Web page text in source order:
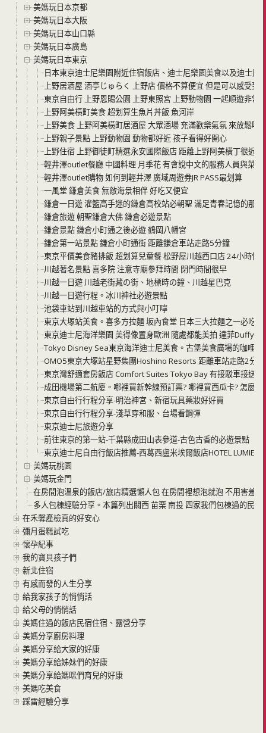
美媽玩日本京都
美媽玩日本大阪
美媽玩日本山口縣
美媽玩日本廣島
美媽玩日本東京
日本東京迪士尼樂園附近住宿飯店、迪士尼樂園美食以及迪士尼
上野居酒屋 酒亭じゅらく 上野店 價格不算便宜 但是可以感受到
東京自由行 上野恩賜公園 上野東照宮 上野動物園 一起順遊非常
上野阿美橫町美食 超划算生魚片丼飯 魚河岸
上野美食 上野阿美橫町居酒屋 大眾酒場 充滿歡樂氣氛 來放鬆喝
上野親子景點 上野動物園 動物都好近 孩子看得好開心
上野住宿 上野御徒町精選永安國際飯店 距離上野阿美橫丁很近
輕井澤outlet餐廳 中國料理 月季花 有會說中文的服務人員與菜單
輕井澤outlet購物 如何到輕井澤 廣域周遊券JR PASS最划算
一風堂 鎌倉美食 無敵海景相伴 好吃又便宜
鎌倉一日遊 灌籃高手迷的鎌倉高校站必朝聖 滿足青春記憶的那條
鎌倉旅遊 朝聖鎌倉大佛 鎌倉必遊景點
鎌倉景點 鎌倉小町通之後必遊 鶴岡八幡宮
鎌倉第一站景點 鎌倉小町通街 距離鎌倉車站走路5分鐘
東京平價美食豬排飯 超划算兒童餐 松野屋川越西口店 24小時供
川越著名景點 喜多院 注意寺廟參拜時間 閉門時間很早
川越一日遊 川越老街藏の街、地標時の鐘、川越星巴克
川越一日遊行程。冰川神社必遊景點
池袋車站到川越車站的方式與小叮嚀
東京大塚站美食。喜多方拉麵 坂內食堂 日本三大拉麵之一必吃美
東京迪士尼海洋樂園 美得像置身歐洲 隨處都能美拍 達菲Duffy必
Tokyo Disney Sea東京海洋迪士尼美食。古堡美食廣場的咖哩
OMO5東京大塚站星野集團Hoshino Resorts 距離車站走路2分
東京灣舒適套房飯店 Comfort Suites Tokyo Bay 有接駁車接送
成田機場第二航廈。哪裡買新幹線預訂票? 哪裡買西瓜卡? 怎麼搭
東京自由行行程分享-明治神宮、新宿玩具藥妝好好買
東京自由行行程分享-淺草穿和服、台場看鋼彈
東京迪士尼旅遊分享
前往東京的第一站-千葉縣成田山表參道-古色古香的必遊景點
東京迪士尼自由行飯店推薦-西葛西盧米埃爾飯店HOTEL LUMIERE
美媽玩桃園
美媽玩金門
在房間泡溫泉的飯店/旅店精選懶人包 在房間裡想泡就泡 不用害羞
多人包棟經驗分享。本篇列出關西 苗栗 南投 四家我們包棟過的民宿
在禾馨產檢真的好安心
彌月蛋糕試吃
懷孕紀事
我的寶貝孩子們
新北住宿
有感而發的人生分享
給我家孩子的悄悄話
給父母的悄悄話
美媽住過的飯店民宿住宿、露營分享
美媽分享廚房料理
美媽分享給大家的好康
美媽分享給姊妹們的好康
美媽分享給媽咪們育兒的好康
美媽吃美食
踩雷經驗分享